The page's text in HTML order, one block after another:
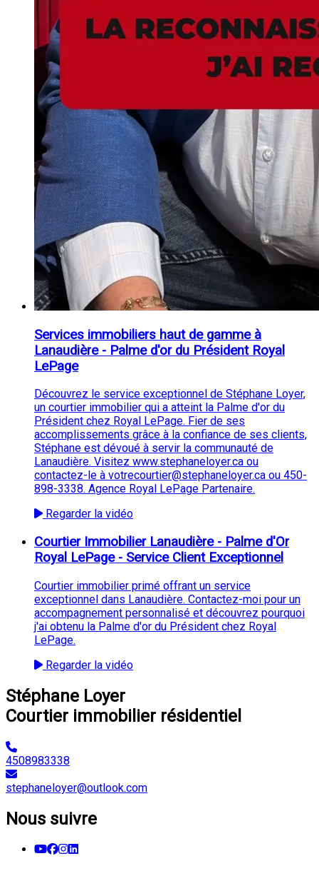
Services immobiliers haut de gamme à
Lanaudière - Palme d'or du Président Royal
LePage
Découvrez le service exceptionnel de Stéphane Loyer,
un courtier immobilier qui a atteint la Palme d'or du
Président chez Royal LePage. Fier de ses
accomplissements grâce à la confiance de ses clients,
Stéphane est dévoué à servir la communauté de
Lanaudière. Visitez www.stephaneloyer.ca ou
contactez-le à votrecourtier@stephaneloyer.ca ou 450-
898-3338. Agence Royal LePage Partenaire.
Regarder la vidéo
Courtier Immobilier Lanaudière - Palme d'Or
Royal LePage - Service Client Exceptionnel
Courtier immobilier primé offrant un service
exceptionnel dans Lanaudière. Contactez-moi pour un
accompagnement personnalisé et découvrez pourquoi
j'ai obtenu la Palme d'or du Président chez Royal
LePage.
Regarder la vidéo
Stéphane Loyer
Courtier immobilier résidentiel
4508983338
stephaneloyer@outlook.com
Nous suivre